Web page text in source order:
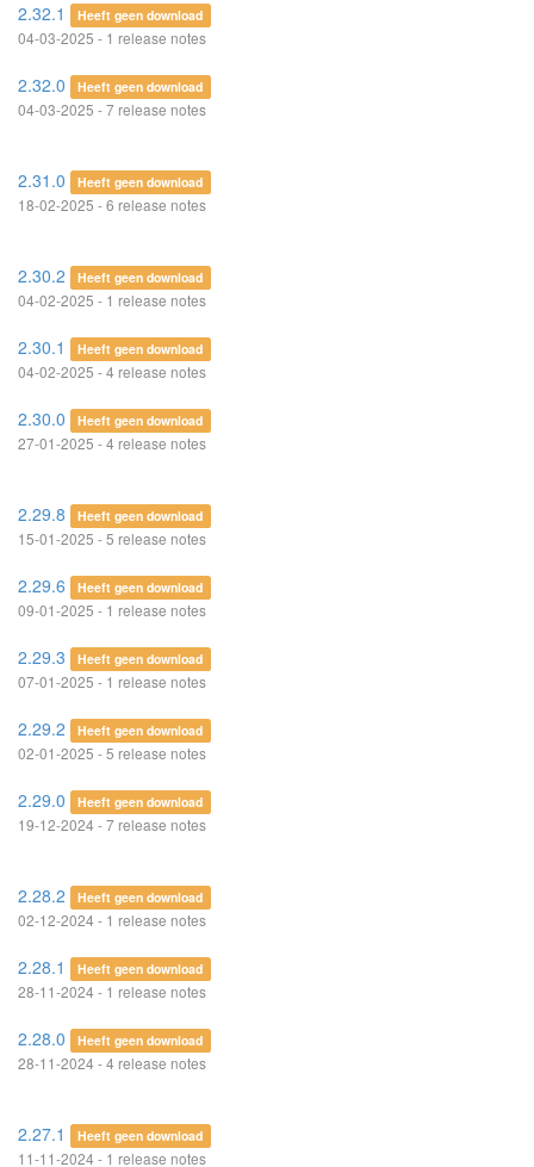
2.32.1 Heeft geen download
04-03-2025 - 1 release notes
2.32.0 Heeft geen download
04-03-2025 - 7 release notes
2.31.0 Heeft geen download
18-02-2025 - 6 release notes
2.30.2 Heeft geen download
04-02-2025 - 1 release notes
2.30.1 Heeft geen download
04-02-2025 - 4 release notes
2.30.0 Heeft geen download
27-01-2025 - 4 release notes
2.29.8 Heeft geen download
15-01-2025 - 5 release notes
2.29.6 Heeft geen download
09-01-2025 - 1 release notes
2.29.3 Heeft geen download
07-01-2025 - 1 release notes
2.29.2 Heeft geen download
02-01-2025 - 5 release notes
2.29.0 Heeft geen download
19-12-2024 - 7 release notes
2.28.2 Heeft geen download
02-12-2024 - 1 release notes
2.28.1 Heeft geen download
28-11-2024 - 1 release notes
2.28.0 Heeft geen download
28-11-2024 - 4 release notes
2.27.1 Heeft geen download
11-11-2024 - 1 release notes